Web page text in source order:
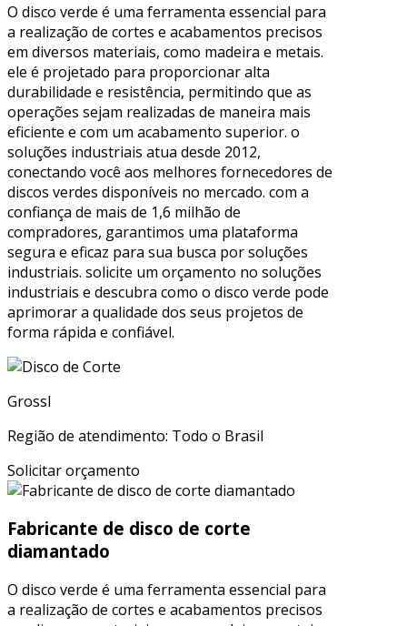
O disco verde é uma ferramenta essencial para
a realização de cortes e acabamentos precisos
em diversos materiais, como madeira e metais.
ele é projetado para proporcionar alta
durabilidade e resistência, permitindo que as
operações sejam realizadas de maneira mais
eficiente e com um acabamento superior. o
soluções industriais atua desde 2012,
conectando você aos melhores fornecedores de
discos verdes disponíveis no mercado. com a
confiança de mais de 1,6 milhão de
compradores, garantimos uma plataforma
segura e eficaz para sua busca por soluções
industriais. solicite um orçamento no soluções
industriais e descubra como o disco verde pode
aprimorar a qualidade dos seus projetos de
forma rápida e confiável.
Grossl
Região de atendimento: Todo o Brasil
Solicitar orçamento
Fabricante de disco de corte
diamantado
O disco verde é uma ferramenta essencial para
a realização de cortes e acabamentos precisos